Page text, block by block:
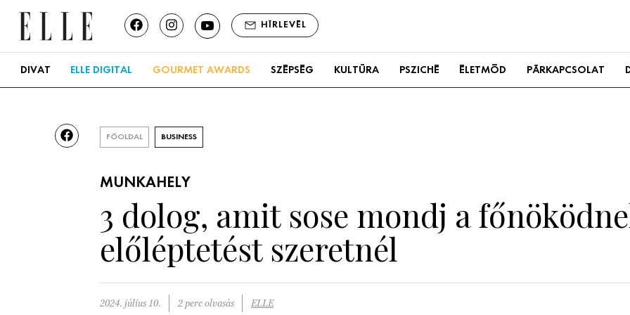
HÍRLEVÉL
DIVAT ELLE DIGITAL GOURMET AWARDS SZÉPSÉG KULTÚRA PSZICHÉ ÉLETMÓD PÁRKAPCSOLAT
FŐOLDAL BUSINESS
MUNKAHELY
3 dolog, amit sose mondj a
előléptetést szeretnél
2024. július 10. 2 perc olvasás ELLE